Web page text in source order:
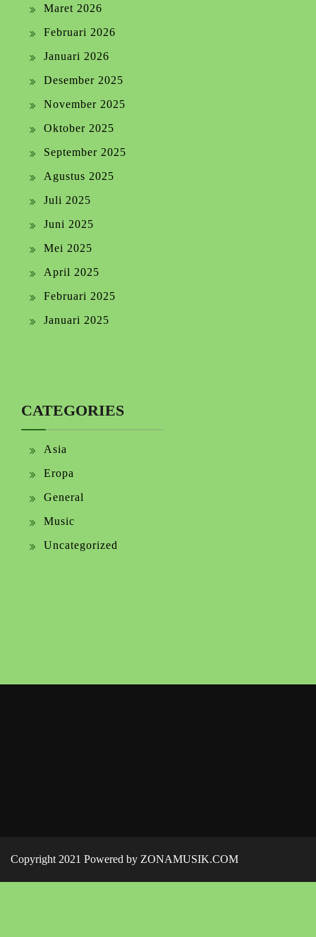
Maret 2026
Februari 2026
Januari 2026
Desember 2025
November 2025
Oktober 2025
September 2025
Agustus 2025
Juli 2025
Juni 2025
Mei 2025
April 2025
Februari 2025
Januari 2025
CATEGORIES
Asia
Eropa
General
Music
Uncategorized
Copyright 2021 Powered by ZONAMUSIK.COM